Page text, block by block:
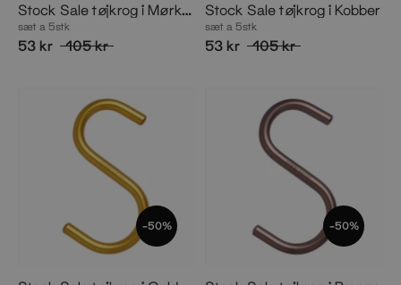
Stock Sale tøjkrog i Mørkegrå
sæt a 5stk
53 kr 105 kr
Stock Sale tøjkrog i Kobber
sæt a 5stk
53 kr 105 kr
-50% -50%